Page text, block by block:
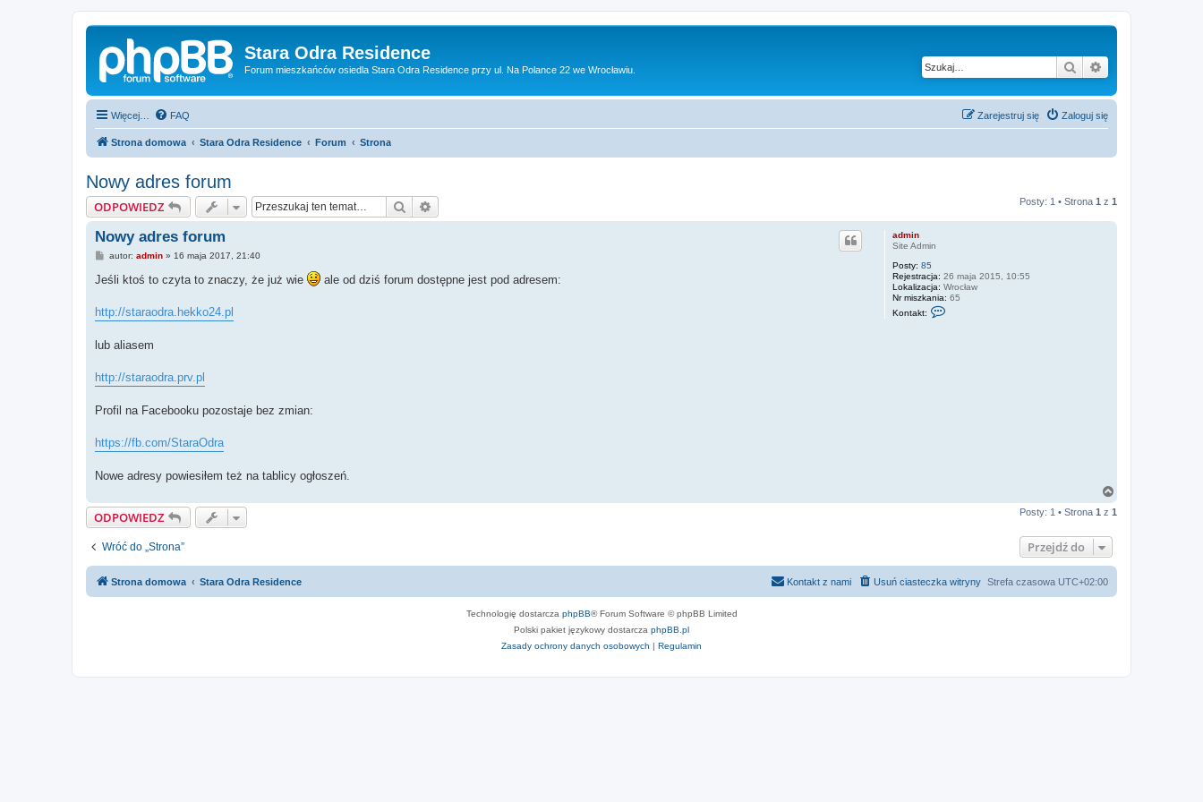
Stara Odra Residence
Forum mieszkańców osiedla Stara Odra Residence przy ul. Na Polance 22 we Wrocławiu. Szukaj
Więcej… FAQ Zaloguj się
Zarejestruj się
Strona domowa Stara Odra Residence Forum Strona
Nowy adres forum
ODPOWIEDZ Szukaj Posty: 1 • Strona 1 z 1
admin
Site Admin
Posty: 85
Rejestracja: 26 maja 2015, 10:55
Lokalizacja: Wrocław
Nr miszkania: 65
Kontakt:
Nowy adres forum
P
s
t
autor: admin» 16 maja 2017, 21:40
Jeśli ktoś to czyta to znaczy, że już wie ale od dziś forum dostępne jest pod adresem:
http://staraodra.hekko24.pl
lub aliasem
http://staraodra.prv.pl
Profil na Facebooku pozostaje bez zmian:
https://fb.com/StaraOdra
Nowe adresy powiesiłem też na tablicy ogłoszeń.
g
ODPOWIEDZ Posty: 1 • Strona 1 z 1
Wróć do „Strona” Przejdź do
Strona domowa Stara Odra Residence Strefa czasowa UTC+02:00
Usuń ciasteczka witryny
Kontakt z nami
Technologię dostarcza phpBB® Forum Software © phpBB Limited
Polski pakiet językowy dostarcza phpBB.pl
Zasady ochrony danych osobowych | Regulamin